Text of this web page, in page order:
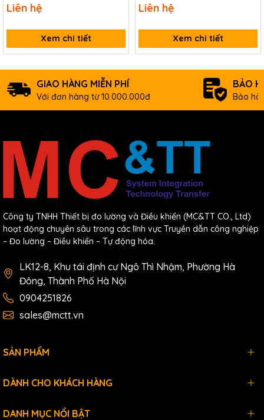
Liên hệ
Xem chi tiết
Liên hệ
Xem chi tiết
GIAO HÀNG MIỄN PHÍ
Với đơn hàng từ 10.000.000đ
BẢO
Bảo
Công ty TNHH Thiết bị đo lường và Điều khiển (MC&TT CO., Ltd)
hoạt động chuyên sâu trong các lĩnh vực Truyền dẫn công nghiệp
– Đo lường – Điều khiển – Tự động hóa.
LK12-8, Khu tái định cư Ngô Thì Nhậm, Phường Hà
Đông, Thành Phố Hà Nội
0904251826
sales@mctt.vn
SẢN PHẨM
DÀNH CHO KHÁCH HÀNG
DANH MỤC NỔI BẬT